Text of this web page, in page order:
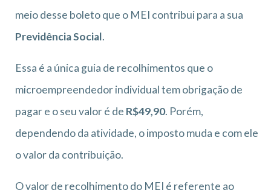
meio desse boleto que o MEI contribui para a sua
Previdência Social.
Essa é a única guia de recolhimentos que o
microempreendedor individual tem obrigação de
pagar e o seu valor é de R$49,90. Porém,
dependendo da atividade, o imposto muda e com ele
o valor da contribuição.
O valor de recolhimento do MEI é referente ao